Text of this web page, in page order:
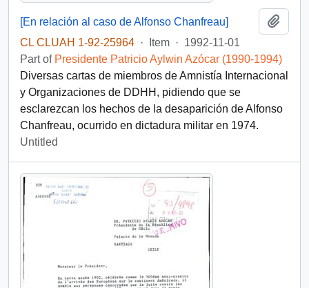
[En relación al caso de Alfonso Chanfreau]
CL CLUAH 1-92-25964 · Item · 1992-11-01
Part of Presidente Patricio Aylwin Azócar (1990-1994)
Diversas cartas de miembros de Amnistía Internacional
y Organizaciones de DDHH, pidiendo que se
esclarezcan los hechos de la desaparición de Alfonso
Chanfreau, ocurrido en dictadura militar en 1974.
Untitled